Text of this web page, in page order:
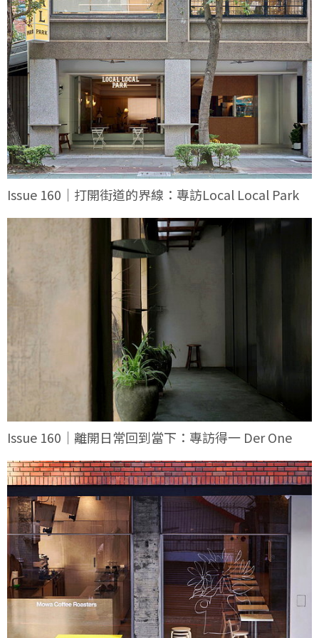
Issue 160｜打開街道的界線：專訪Local Local Park
Issue 160｜離開日常回到當下：專訪得一 Der One